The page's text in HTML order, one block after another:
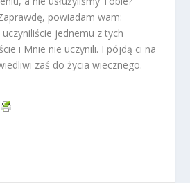
powiadam wam:
jednemu z tych
i Mnie nie uczynili. I pójdą ci na
zaś do życia wiecznego.